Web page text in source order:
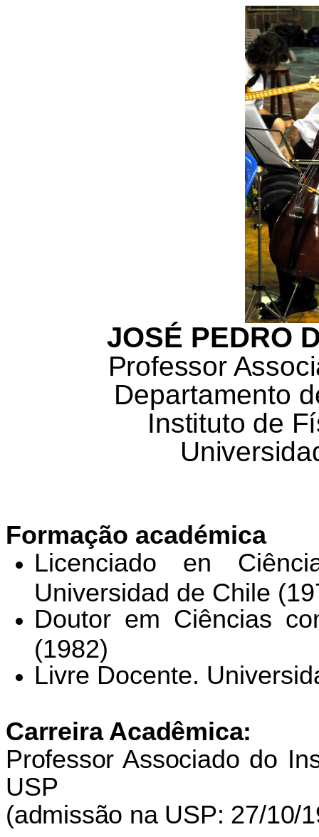
JOSÉ PEDRO
Professor
Departamento
Instituto de
Formação académica
Licenciado en
Universidad de Chile
Doutor em Ciências
(1982)
Livre Docente.
Carreira Acadêmica:
Professor Associado do
USP
(admissão na USP: 27/10/